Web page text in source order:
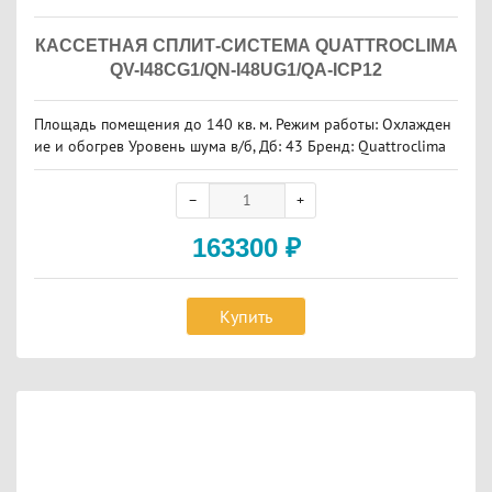
КАССЕТНАЯ СПЛИТ-СИСТЕМА QUATTROCLIMA
QV-I48CG1/QN-I48UG1/QA-ICP12
Площадь помещения до 140 кв. м. Режим работы: Охлажден
ие и обогрев Уровень шума в/б, Дб: 43 Бренд: Quattroclima
163300 ₽
Купить